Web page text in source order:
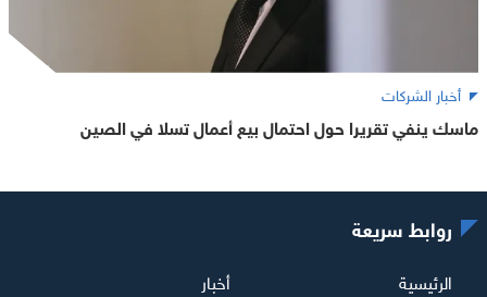
أخبار الشركات
ماسك ينفي تقريرا حول احتمال بيع أعمال تسلا في الصين
روابط سريعة
الرئيسية أخبار